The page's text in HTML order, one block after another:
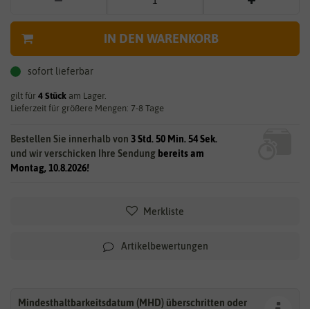
IN DEN WARENKORB
sofort lieferbar
gilt für 4 Stück am Lager.
Lieferzeit für größere Mengen: 7-8 Tage
Bestellen Sie innerhalb von 3 Std. 50 Min. 52 Sek.
und wir verschicken Ihre Sendung bereits am
Montag, 10.8.2026!
Merkliste
Artikelbewertungen
Mindesthaltbarkeitsdatum (MHD) überschritten oder